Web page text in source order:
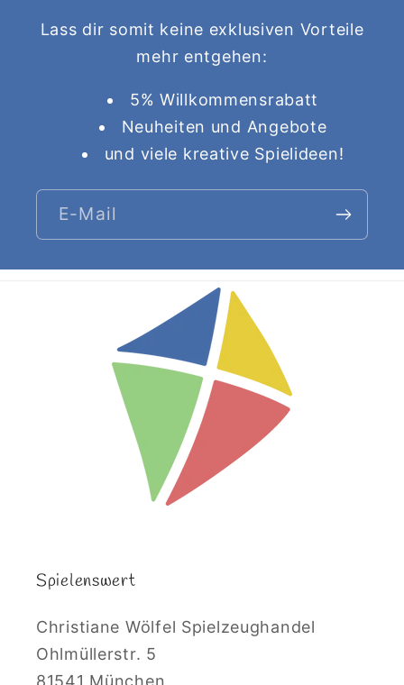
Lass dir somit keine exklusiven Vorteile
mehr entgehen:
5% Willkommensrabatt
Neuheiten und Angebote
und viele kreative Spielideen!
E-Mail
Spielenswert
Christiane Wölfel Spielzeughandel
Ohlmüllerstr. 5
81541 München